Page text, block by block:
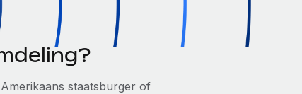
staatsburger of